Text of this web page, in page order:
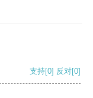
支持[0] 反对[0]